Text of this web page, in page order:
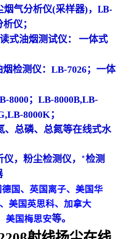
烟气分析仪(采样器)， LB-
析仪；
式油烟测试仪： 一体式
检测仪： LB-7026；一体
8000； LB-8000B,LB-
8000K；
、总磷、总氮等在线式水
，粉尘检测仪，*检测
国、英国离子、美国华
美国英思科、加拿大
美国梅思安等。